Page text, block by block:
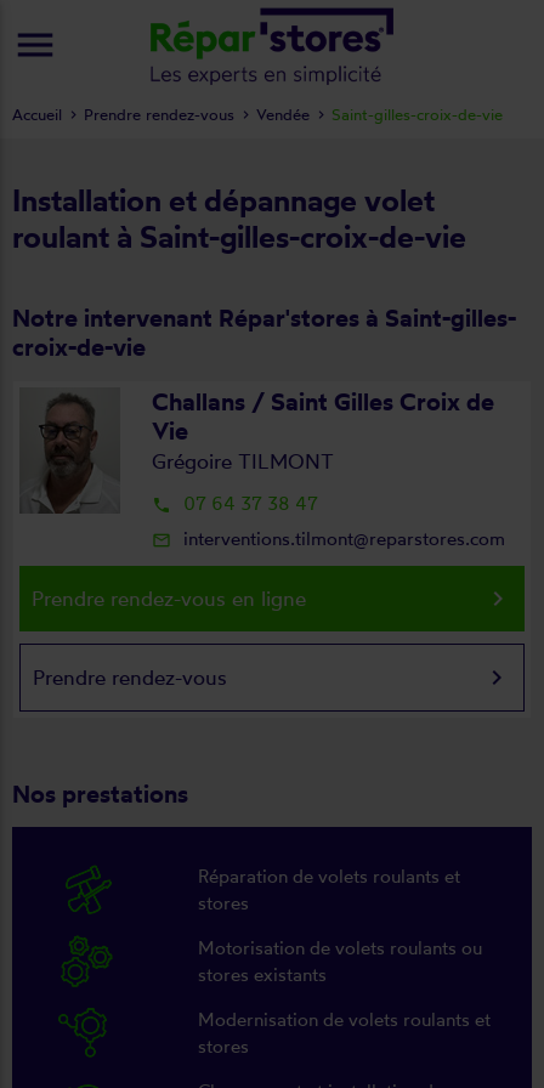
Installation et dépannage volet
roulant à Saint-gilles-croix-de-vie
Notre intervenant Répar'stores à Saint-gilles-
croix-de-vie
Challans / Saint Gilles Croix de
Vie
Grégoire TILMONT
local_phone 07 64 37 38 47
mail_outline interventions.tilmont@reparstores.com
Prendre rendez-vous en ligne keyboard_arrow_right
Prendre rendez-vous keyboard_arrow_right
Nos prestations
Réparation de volets roulants et
stores
Motorisation de volets roulants ou
stores existants
Modernisation de volets roulants et
stores
Accueil Prendre rendez-vous Vendée Saint-gilles-croix-de-vie
menu